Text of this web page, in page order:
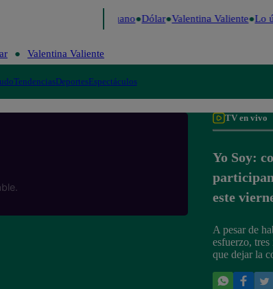
Fútbol peruano Dólar Valentina Valiente Lo
Valentina Valiente
TendenciasDeportesEspectáculos
TV en vivo
Yo Soy:
este
A pesar de
esfuerzo,
que dejar la